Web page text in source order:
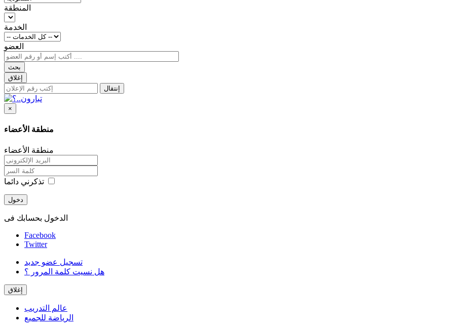
المنطقة
الخدمة
العضو
بحث
إغلاق
إنتقال
×
منطقة الأعضاء
منطقة الأعضاء
دخول
الدخول بحسابك فى
Facebook
Twitter
تسجيل عضو جديد
هل نسيت كلمة المرور ؟
إغلاق
عالم التدريب
الرياضة للجميع